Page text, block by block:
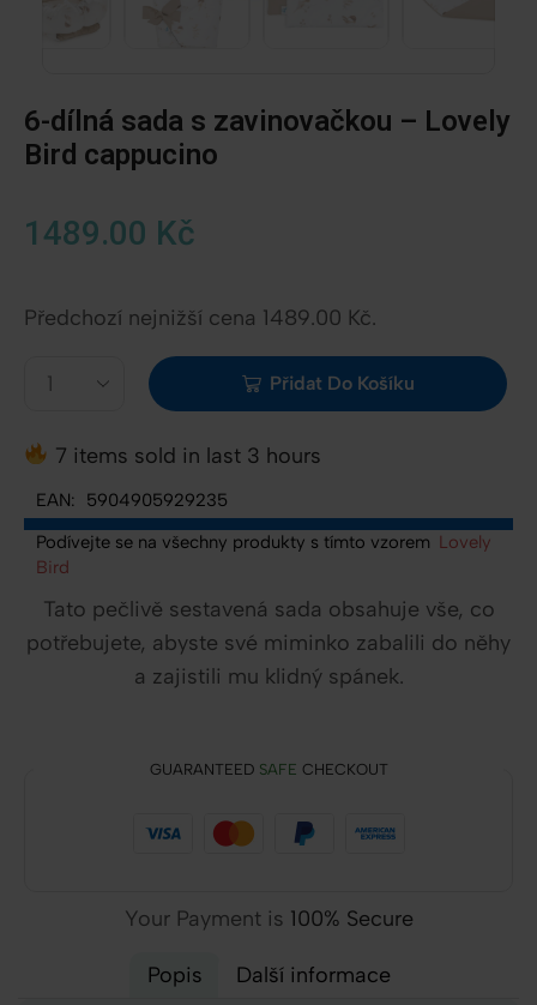
6-dílná sada s zavinovačkou – Lovely
Bird cappucino
1489.00 Kč
Předchozí nejnižší cena 1489.00 Kč.
Přidat Do Košíku
7 items sold in last 3 hours
EAN:
5904905929235
Podívejte se na všechny produkty s tímto vzorem Lovely
Bird
Tato pečlivě sestavená sada obsahuje vše, co
potřebujete, abyste své miminko zabalili do něhy
a zajistili mu klidný spánek.
GUARANTEED SAFE CHECKOUT
Your Payment is 100% Secure
Popis Další informace